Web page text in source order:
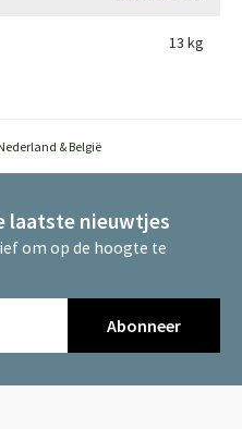
13 kg
& België
laatste nieuwtjes
om op de hoogte te
Abonneer